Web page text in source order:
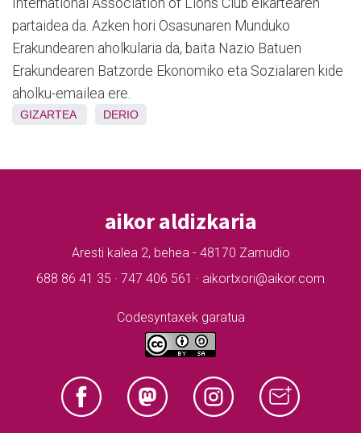
International Association of Lions Club elkartearen
partaidea da. Azken hori Osasunaren Munduko
Erakundearen aholkularia da, baita Nazio Batuen
Erakundearen Batzorde Ekonomiko eta Sozialaren kide
aholku-emailea ere.
GIZARTEA DERIO
aikor aldizkaria
Aresti kalea 2, behea - 48170 Zamudio
688 86 41 35 · 747 406 561 · aikortxori@aikor.com
Codesyntaxek garatua